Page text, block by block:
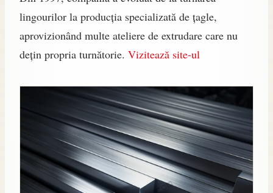
lingourilor la producția specializată de țagle,
aprovizionând multe ateliere de extrudare care nu
dețin propria turnătorie. Vizitează site-ul